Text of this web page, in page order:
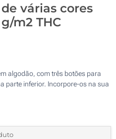
várias cores
m2 THC
algodão, com três botões para
parte inferior. Incorpore-os na sua